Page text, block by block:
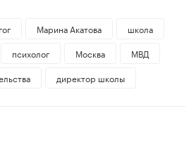
Марина Акатова
школа
психолог Москва
МВД
директор школы